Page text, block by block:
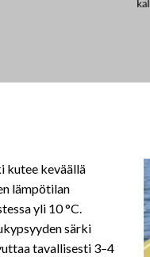
kutee keväällä
lämpötilan
yli 10 °C.
särki
tavallisesti 3–4